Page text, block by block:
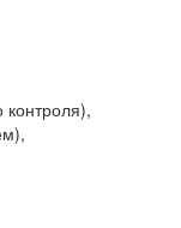
контроля),